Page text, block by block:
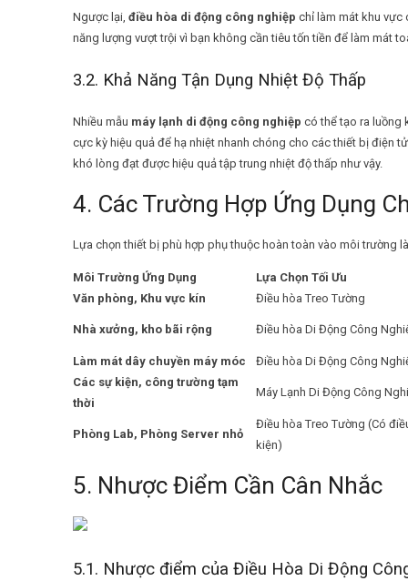
Ngược lại, điều hòa di động công nghiệp chỉ làm mát khu vực
năng lượng vượt trội vì bạn không cần tiêu tốn tiền để làm mát
3.2. Khả Năng Tận Dụng Nhiệt Độ Thấp
Nhiều mẫu máy lạnh di động công nghiệp có thể tạo ra luồng
cực kỳ hiệu quả để hạ nhiệt nhanh chóng cho các thiết bị điện
khó lòng đạt được hiệu quả tập trung nhiệt độ thấp như vậy.
4. Các Trường Hợp Ứng Dụng
Lựa chọn thiết bị phù hợp phụ thuộc hoàn toàn vào môi trường
Môi Trường Ứng Dụng
Lựa Chọn Tối Ưu
Văn phòng, Khu vực kín
Điều hòa Treo Tường
Nhà xưởng, kho bãi rộng Điều hòa Di Động Công
Làm mát dây chuyền máy móc
Điều hòa Di Động Công
Các sự kiện, công trường tạm
thời
Máy Lạnh Di Động Công
Phòng Lab, Phòng Server nhỏ
Điều hòa Treo Tường (Có
kiện)
5. Nhược Điểm Cần Cân Nhắc
5.1. Nhược điểm của Điều Hòa Di Động